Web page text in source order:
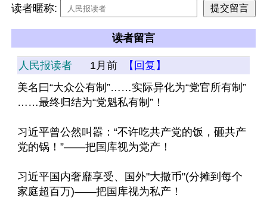
读者暱称:
读者留言
人民报读者 1月前
【回复】
美名曰“大众公有制”……实际异化为“党官所有制”
……最终归结为“党魁私有制”！
习近平曾公然叫嚣：“不许吃共产党的饭，砸共产
党的锅！”——把国库视为党产！
习近平国内奢靡享受、国外"大撒币"(分摊到每个
家庭超百万)——把国库视为私产！